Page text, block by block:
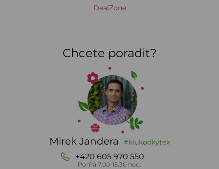
DealZone
Chcete poradit?
Mirek Jandera #klukodkytek
+420 605 970 550
Po-Pá 7.00-15.30 hod.